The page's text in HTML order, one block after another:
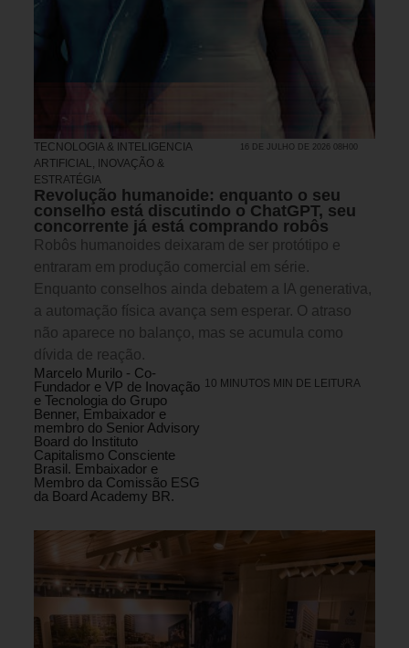
TECNOLOGIA & INTELIGENCIA
ARTIFICIAL, INOVAÇÃO &
ESTRATÉGIA
16 DE JULHO DE 2026 08H00
Revolução humanoide: enquanto o seu
conselho está discutindo o ChatGPT, seu
concorrente já está comprando robôs
Robôs humanoides deixaram de ser protótipo e
entraram em produção comercial em série.
Enquanto conselhos ainda debatem a IA generativa,
a automação física avança sem esperar. O atraso
não aparece no balanço, mas se acumula como
dívida de reação.
Marcelo Murilo - Co-
Fundador e VP de Inovação
e Tecnologia do Grupo
Benner, Embaixador e
membro do Senior Advisory
Board do Instituto
Capitalismo Consciente
Brasil. Embaixador e
Membro da Comissão ESG
da Board Academy BR.
10 MINUTOS MIN DE LEITURA